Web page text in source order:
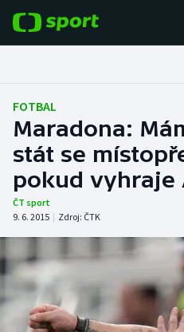
Fotbal
Hokej
Tenis
Atletika
Cyklistika
DALŠÍ SPORTY
FOTBAL
Maradona:
stát se
pokud vyhraje
ČT sport
9. 6. 2015 | Zdroj: ČTK